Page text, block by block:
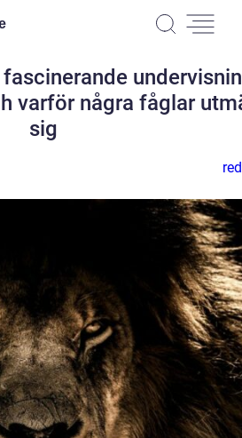
varför några fåglar
sig